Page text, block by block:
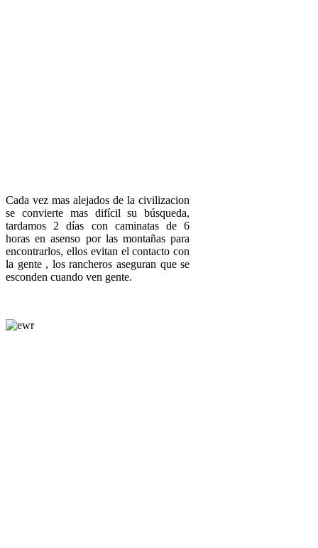
Cada vez mas alejados de la civilizacion
se convierte mas difícil su búsqueda,
tardamos 2 días con caminatas de 6
horas en asenso por las montañas para
encontrarlos, ellos evitan el contacto con
la gente , los rancheros aseguran que se
esconden cuando ven gente.